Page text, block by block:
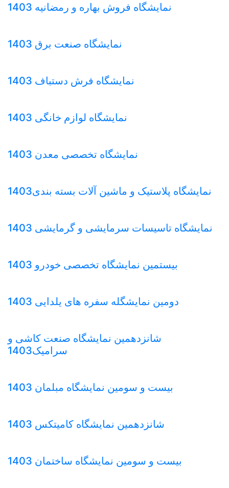
نمایشگاه فروش بهاره و رمضانیه 1403
نمایشگاه صنعت برق 1403
نمایشگاه فرش دستباف 1403
نمایشگاه لوازم خانگی 1403
نمایشگاه تخصصی معدن 1403
نمایشگاه پلاستیک و ماشین آلات بسته بندی1403
نمایشگاه تاسیسات سرمایشی و گرمایشی 1403
بیستمین نمایشگاه تخصصی خودرو 1403
دومین نمایشگله سفره های یلدایی 1403
شانزدهمین نمایشگاه صنعت کاشی و
سرامیک1403
بیست و سومین نمایشگاه مبلمان 1403
شانزدهمین نمایشگاه کامیتکس 1403
بیست و سومین نمایشگاه ساختمان 1403